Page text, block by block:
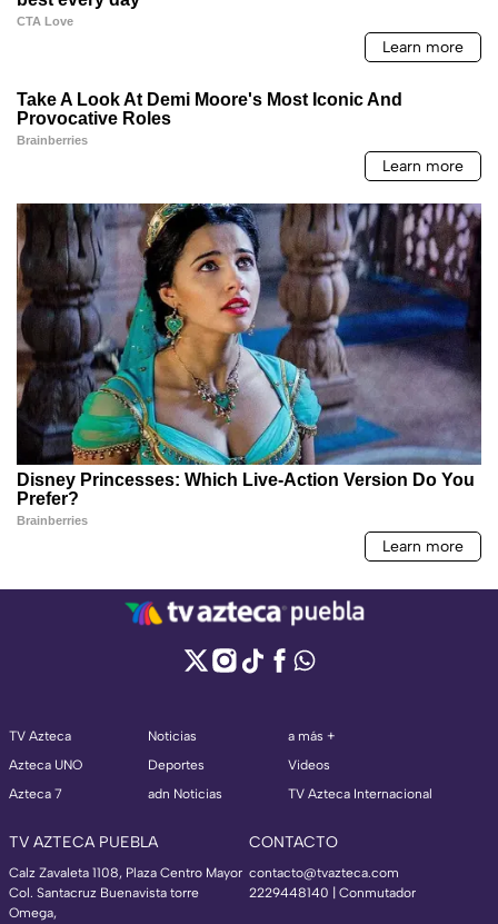
TV Azteca
Azteca UNO
Azteca 7
Noticias
Deportes
adn Noticias
a más +
Videos
TV Azteca Internacional
TV AZTECA PUEBLA
Calz Zavaleta 1108, Plaza Centro Mayor
Col. Santacruz Buenavista torre
Omega,
CONTACTO
contacto@tvazteca.com
2229448140 | Conmutador